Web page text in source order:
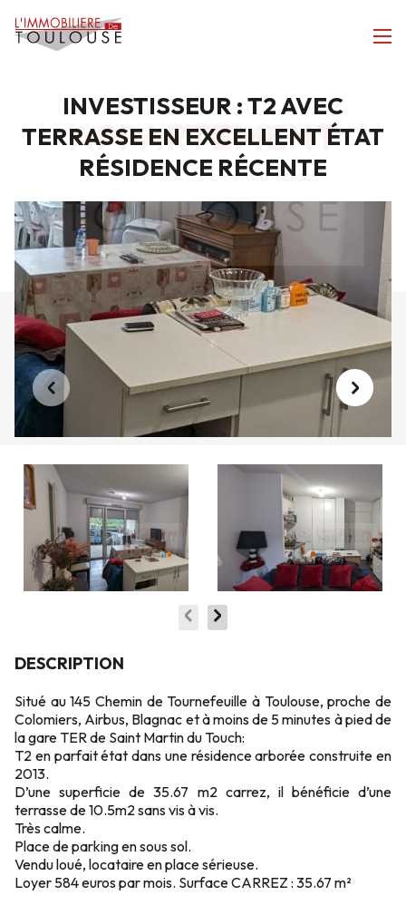
INVESTISSEUR : T2 AVEC
TERRASSE EN EXCELLENT ÉTAT
RÉSIDENCE RÉCENTE
APPARTEMENT
DESCRIPTION
Situé au 145 Chemin de Tournefeuille à Toulouse, proche de
Colomiers, Airbus, Blagnac et à moins de 5 minutes à pied de
la gare TER de Saint Martin du Touch:
T2 en parfait état dans une résidence arborée construite en
2013.
D’une superficie de 35.67 m2 carrez, il bénéficie d’une
terrasse de 10.5m2 sans vis à vis.
Très calme.
Place de parking en sous sol.
Vendu loué, locataire en place sérieuse.
Loyer 584 euros par mois. Surface CARREZ : 35.67 m²